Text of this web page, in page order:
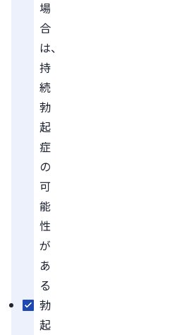
場
合
は、
持
続
勃
起
症
の
可
能
性
が
あ
る
勃
起